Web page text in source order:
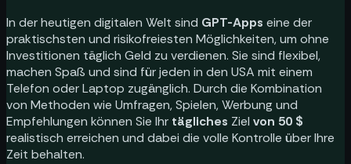
In der heutigen digitalen Welt sind GPT-Apps eine der
praktischsten und risikofreiesten Möglichkeiten, um ohne
Investitionen täglich Geld zu verdienen. Sie sind flexibel,
machen Spaß und sind für jeden in den USA mit einem
Telefon oder Laptop zugänglich. Durch die Kombination
von Methoden wie Umfragen, Spielen, Werbung und
Empfehlungen können Sie Ihr tägliches Ziel von 50 $
realistisch erreichen und dabei die volle Kontrolle über Ihre
Zeit behalten.